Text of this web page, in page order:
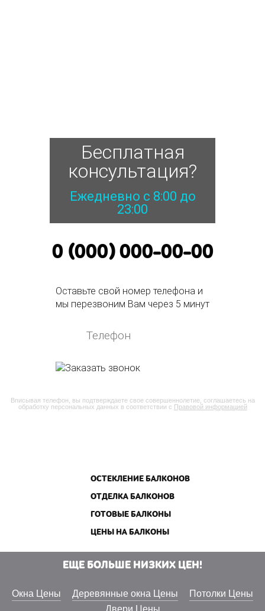
Бесплатная
консультация?
Ежедневно с 8:00 до
23:00
0 (000) 000-00-00
Оставьте свой номер телефона и
мы перезвоним Вам через 5 минут
Вписывая телефон, вы подтверждаете свое совершеннолетие, соглашаетесь на
обработку персональных данных в соответствии с Правовой информацией
ОСТЕКЛЕНИЕ БАЛКОНОВ
ОТДЕЛКА БАЛКОНОВ
ГОТОВЫЕ БАЛКОНЫ
ЦЕНЫ НА БАЛКОНЫ
ЕЩЕ БОЛЬШЕ НИЗКИХ ЦЕН!
Окна Цены Деревянные окна Цены
Потолки Цены
Двери Цены